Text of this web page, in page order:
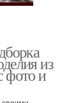
из
фото и